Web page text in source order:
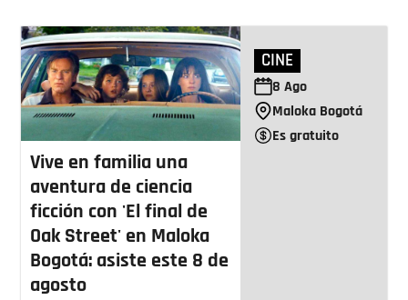
Vive en familia una
aventura de ciencia
ficción con 'El final de
Oak Street' en Maloka
Bogotá: asiste este 8 de
agosto
CINE
8 Ago
Maloka Bogotá
Es gratuito